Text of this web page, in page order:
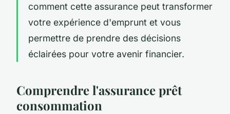
comment cette assurance peut transformer
votre expérience d'emprunt et vous
permettre de prendre des décisions
éclairées pour votre avenir financier.
Comprendre l'assurance prêt
consommation